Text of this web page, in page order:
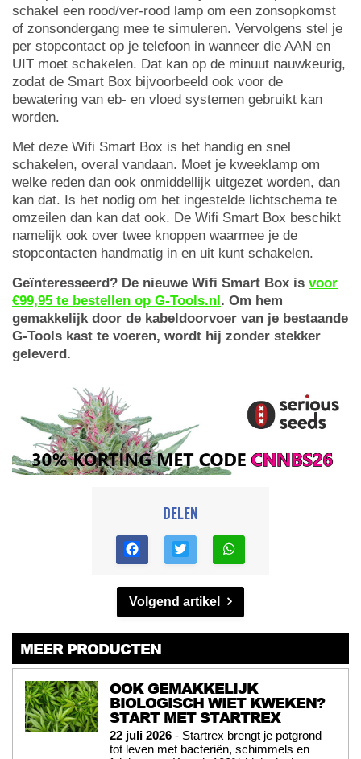
schakel een rood/ver-rood lamp om een zonsopkomst
of zonsondergang mee te simuleren. Vervolgens stel je
per stopcontact op je telefoon in wanneer die AAN en
UIT moet schakelen. Dat kan op de minuut nauwkeurig,
zodat de Smart Box bijvoorbeeld ook voor de
bewatering van eb- en vloed systemen gebruikt kan
worden.
Met deze Wifi Smart Box is het handig en snel
schakelen, overal vandaan. Moet je kweeklamp om
welke reden dan ook onmiddellijk uitgezet worden, dan
kan dat. Is het nodig om het ingestelde lichtschema te
omzeilen dan kan dat ook. De Wifi Smart Box beschikt
namelijk ook over twee knoppen waarmee je de
stopcontacten handmatig in en uit kunt schakelen.
Geïnteresseerd? De nieuwe Wifi Smart Box is voor
€99,95 te bestellen op G-Tools.nl . Om hem
gemakkelijk door de kabeldoorvoer van je bestaande
G-Tools kast te voeren, wordt hij zonder stekker
geleverd.
DELEN
Volgend artikel
MEER PRODUCTEN
OOK GEMAKKELIJK
BIOLOGISCH WIET KWEKEN?
START MET STARTREX
22 juli 2026 - Startrex brengt je potgrond
tot leven met bacteriën, schimmels en